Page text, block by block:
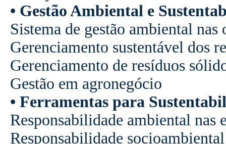
• Gestão Ambiental e
Sistema de gestão ambiental nas
Gerenciamento sustentável dos
Gerenciamento de resíduos
Gestão em agronegócio
• Ferramentas para
Responsabilidade ambiental nas
Responsabilidade socioambiental